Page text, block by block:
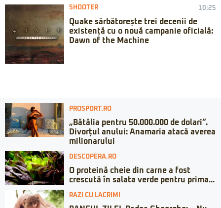
SHOOTER 10:25
Quake sărbătorește trei decenii de
existență cu o nouă campanie oficială:
Dawn of the Machine
PROSPORT.RO
„Bătălia pentru 50.000.000 de dolari”.
Divorțul anului: Anamaria atacă averea
milionarului
DESCOPERA.RO
O proteină cheie din carne a fost
crescută în salata verde pentru prima...
RAZI CU LACRIMI